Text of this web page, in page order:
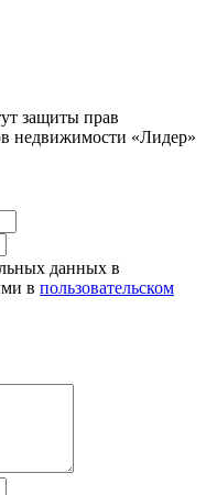
защиты прав
недвижимости «Лидер»
данных в
в пользовательском